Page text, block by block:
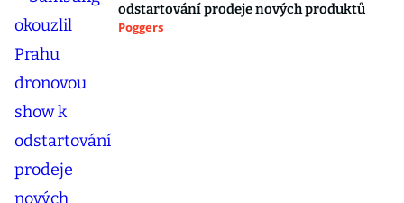
odstartování prodeje nových produktů
Poggers